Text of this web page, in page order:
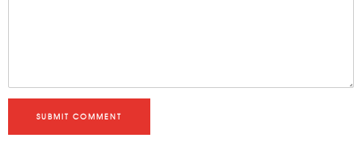
SUBMIT COMMENT